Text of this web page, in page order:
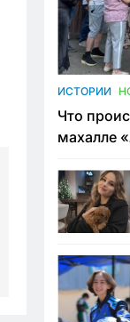
ИСТОРИИ
Что
махалле